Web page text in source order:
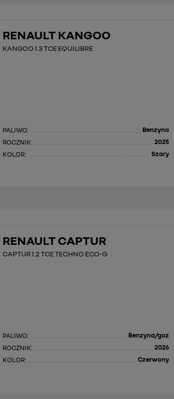
RENAULT KANGOO
KANGOO 1.3 TCE EQUILIBRE
PALIWO:
Benzyna
ROCZNIK:
2025
KOLOR:
Szary
RENAULT CAPTUR
CAPTUR 1.2 TCE TECHNO ECO-G
PALIWO:
Benzyna/gaz
ROCZNIK:
2026
KOLOR:
Czerwony